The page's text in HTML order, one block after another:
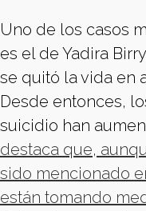
Uno de los casos
es el de Yadira
se quitó la vida en
Desde entonces,
suicidio han
destaca que,
sido mencionado
están tomando